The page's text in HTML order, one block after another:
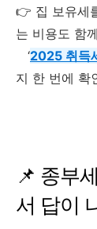
👉 집 보유세
는 비용도 함
‘2025 취득
지 한 번에 확
📌 종부
서 답이